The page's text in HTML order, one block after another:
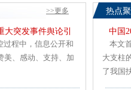
>>更多
突发事件舆论引
程中，信息公开和
美、感动、支持、加
热点
中国
本文
大支柱
了我国